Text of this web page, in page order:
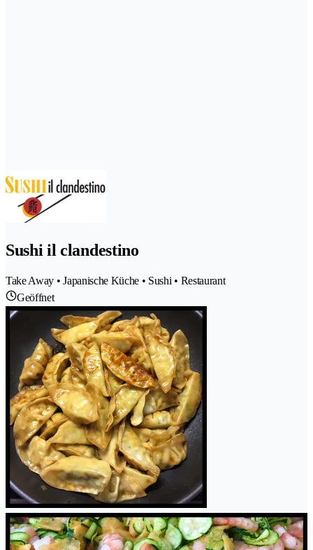
Sushi il clandestino
Take Away • Japanische Küche • Sushi • Restaurant
Geöffnet